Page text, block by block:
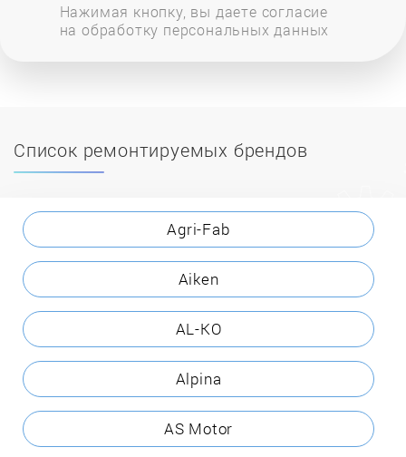
Нажимая кнопку, вы даете согласие
на обработку персональных данных
Список ремонтируемых брендов
Agri-Fab
Aiken
AL-KO
Alpina
AS Motor